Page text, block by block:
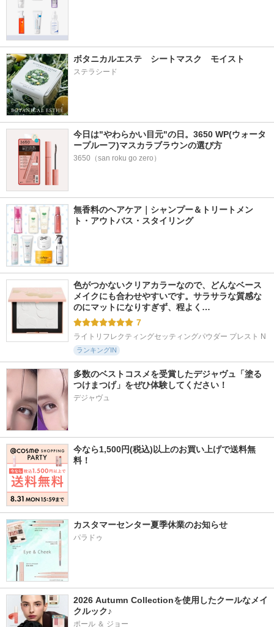
ボタニカルエステ　シートマスク　モイスト
ステラシード
今日は"やわらかい目元"の日。3650 WP(ウォータ
ープルーフ)マスカラブラウンの選び方
3650（san roku go zero）
無香料のヘアケア｜シャンプー＆トリートメン
ト・アウトバス・スタイリング
色がつかないクリアカラーなので、どんなベース
メイクにも合わせやすいです。サラサラな質感な
のにマットになりすぎず、程よく…
7
ライトリフレクティングセッティングパウダー プレスト N
ランキングIN
多数のベストコスメを受賞したデジャヴュ「塗る
つけまつげ」をぜひ体験してください！
デジャヴュ
今なら1,500円(税込)以上のお買い上げで送料無
料！
カスタマーセンター夏季休業のお知らせ
パラドゥ
2026 Autumn Collectionを使用したクールなメイ
クルック♪
ポール ＆ ジョー